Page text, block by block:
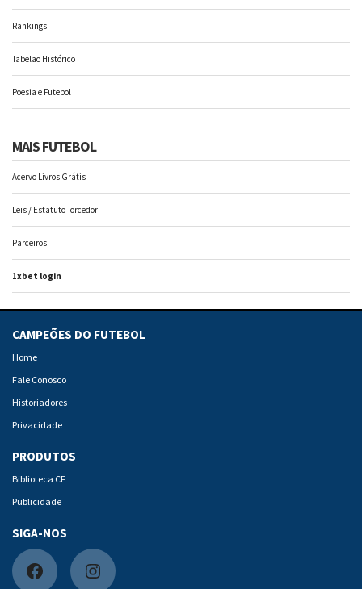
Rankings
Tabelão Histórico
Poesia e Futebol
MAIS FUTEBOL
Acervo Livros Grátis
Leis / Estatuto Torcedor
Parceiros
1xbet login
CAMPEÕES DO FUTEBOL
Home
Fale Conosco
Historiadores
Privacidade
PRODUTOS
Biblioteca CF
Publicidade
SIGA-NOS
F I